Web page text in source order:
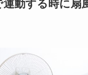
動する時に扇